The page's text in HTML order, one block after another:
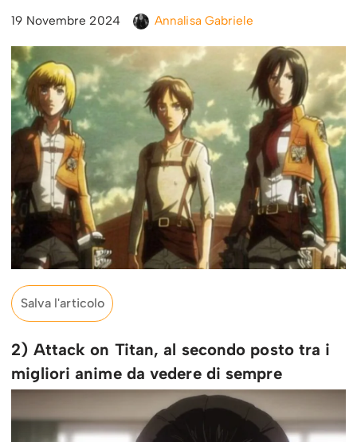
19 Novembre 2024 Annalisa Gabriele
Salva l'articolo
2) Attack on Titan, al secondo posto tra i
migliori anime da vedere di sempre